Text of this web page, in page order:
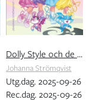
Dolly Style och de stulna färgerna
Johanna Strömqvist
Utg.dag. 2025-09-26
Rec.dag. 2025-09-26